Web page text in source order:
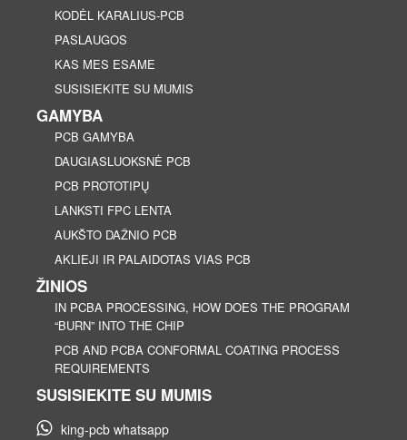
KODĖL KARALIUS-PCB
PASLAUGOS
KAS MES ESAME
SUSISIEKITE SU MUMIS
GAMYBA
PCB GAMYBA
DAUGIASLUOKSNĖ PCB
PCB PROTOTIPŲ
LANKSTI FPC LENTA
AUKŠTO DAŽNIO PCB
AKLIEJI IR PALAIDOTAS VIAS PCB
ŽINIOS
IN PCBA PROCESSING, HOW DOES THE PROGRAM
“BURN” INTO THE CHIP
PCB AND PCBA CONFORMAL COATING PROCESS
REQUIREMENTS
SUSISIEKITE SU MUMIS
king-pcb whatsapp